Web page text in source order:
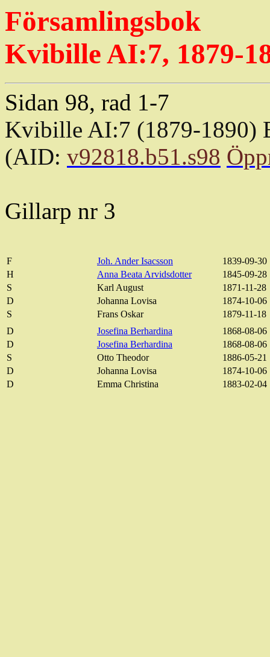
Församlingsbok
Kvibille AI:7, 1879-
Sidan 98, rad 1-7
Kvibille AI:7 (1879-1890)
(AID: v92818.b51.s98
Gillarp nr 3
F Joh. Ander Isacsson
1839-09-30
H
Anna BeataArvidsdotter
1845-09-28
S
Karl August
1871-11-28
D
Johanna Lovisa
1874-10-06
S
Frans Oskar
1879-11-18
D
Josefina Berhardina
1868-08-06
D
Josefina Berhardina
1868-08-06
S
Otto Theodor
1886-05-21
D
Johanna Lovisa
1874-10-06
D
Emma Christina 1883-02-04